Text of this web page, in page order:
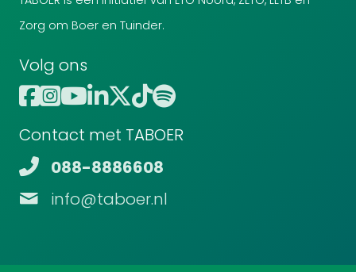
Zorg om Boer en Tuinder.
Volg ons
Contact met TABOER
088-8886608
info@taboer.nl